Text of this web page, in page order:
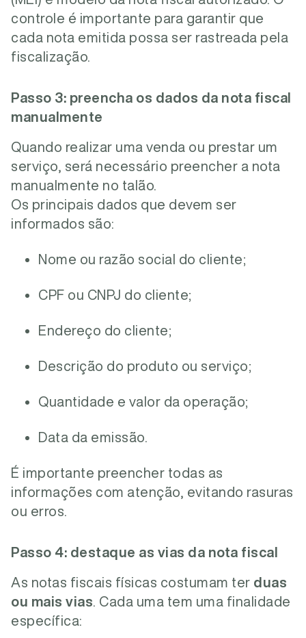
controle é importante para garantir que
cada nota emitida possa ser rastreada pela
fiscalização.
Passo 3: preencha os dados da nota fiscal
manualmente
Quando realizar uma venda ou prestar um
serviço, será necessário preencher a nota
manualmente no talão.
Os principais dados que devem ser
informados são:
Nome ou razão social do cliente;
CPF ou CNPJ do cliente;
Endereço do cliente;
Descrição do produto ou serviço;
Quantidade e valor da operação;
Data da emissão.
É importante preencher todas as
informações com atenção, evitando rasuras
ou erros.
Passo 4: destaque as vias da nota fiscal
As notas fiscais físicas costumam ter duas
ou mais vias . Cada uma tem uma finalidade
específica: